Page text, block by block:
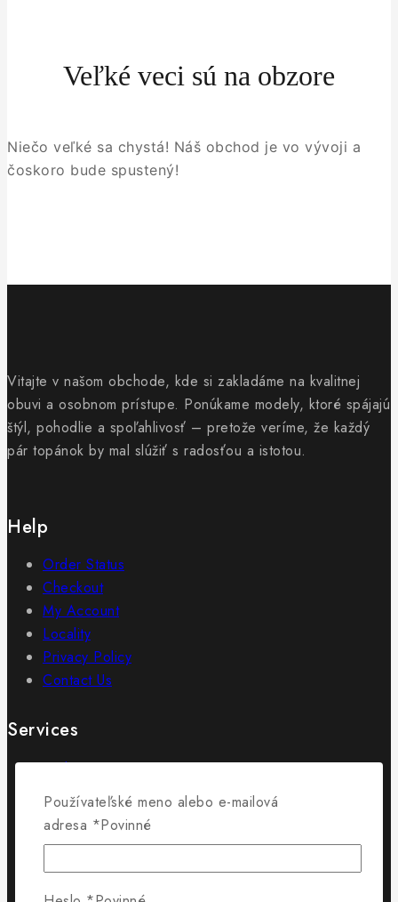
Veľké veci sú na obzore
Niečo veľké sa chystá! Náš obchod je vo vývoji a
čoskoro bude spustený!
Vitajte v našom obchode, kde si zakladáme na kvalitnej
obuvi a osobnom prístupe. Ponúkame modely, ktoré spájajú
štýl, pohodlie a spoľahlivosť – pretože veríme, že každý
pár topánok by mal slúžiť s radosťou a istotou.
Help
Order Status
Checkout
My Account
Locality
Privacy Policy
Contact Us
Services
Order Status
Terms And Conditions
Policy For Sellers
Používateľské meno alebo e-mailová
adresa *Povinné